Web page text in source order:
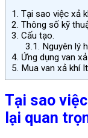
1. Tại sao việc xả
2. Thông số kỹ
3. Cấu tạo.
3.1. Nguyên lý
4. Ứng dụng van
5. Mua van xả khí
Tại sao
lại quan